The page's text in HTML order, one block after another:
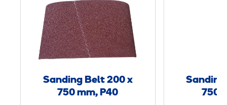
a
n
d
i
n
g
Sanding Belt 200 x
750 mm, P40
750